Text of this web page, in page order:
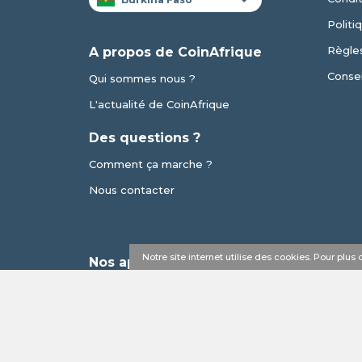
Notre site internet utilise des cookies. Pour
A propos de CoinAfrique
Qui sommes nous ?
L'actualité de CoinAfrique
Des questions ?
Comment ça marche ?
Nous contacter
Nos applications